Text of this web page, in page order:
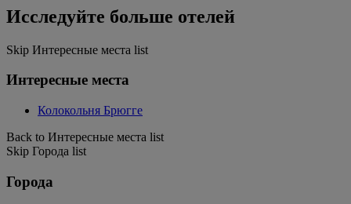
Исследуйте больше отелей
Skip Интересные места list
Интересные места
Колокольня Брюгге
Back to Интересные места list
Skip Города list
Города